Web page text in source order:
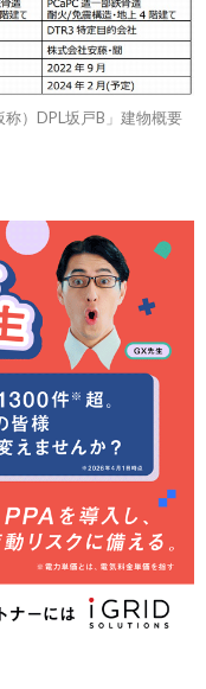
）DPL坂戸B」建物概要